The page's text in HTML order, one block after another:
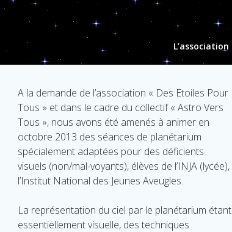
L’association
A la demande de l’association « Des Etoiles Pour
Tous » et dans le cadre du collectif « Astro Vers
Tous », nous avons été amenés à animer en
octobre 2013 des séances de planétarium
spécialement adaptées pour des déficients
visuels (non/mal-voyants), élèves de l’INJA (lycée),
l’Institut National des Jeunes Aveugles.
La représentation du ciel par le planétarium étant
essentiellement visuelle, des techniques